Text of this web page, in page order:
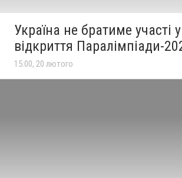
Україна не братиме участі
відкриття Паралімпіади-
15:00, 20 лютого